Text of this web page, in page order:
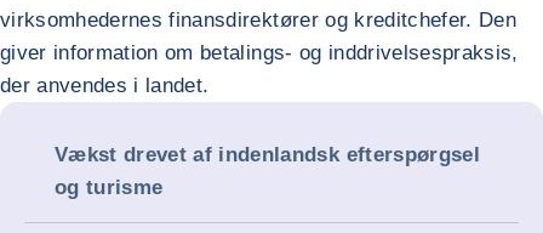
virksomhedernes finansdirektører og kreditchefer. Den
giver information om betalings- og inddrivelsespraksis,
der anvendes i landet.
Vækst drevet af indenlandsk efterspørgsel
og turisme